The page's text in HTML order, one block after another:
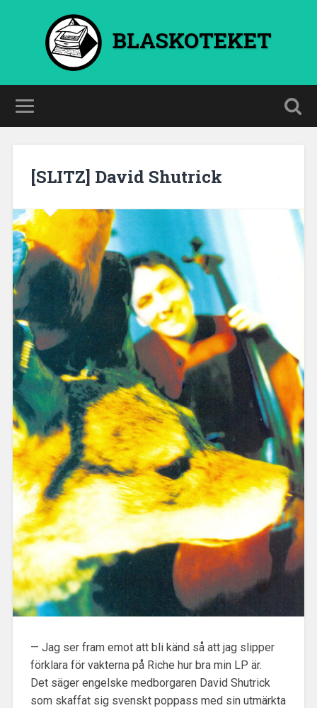
BLASKOTEKET
[SLITZ] David Shutrick
— Jag ser fram emot att bli känd så att jag slipper
förklara för vakterna på Riche hur bra min LP är.
Det säger engelske medborgaren David Shutrick
som skaffat sig svenskt poppass med sin utmärkta